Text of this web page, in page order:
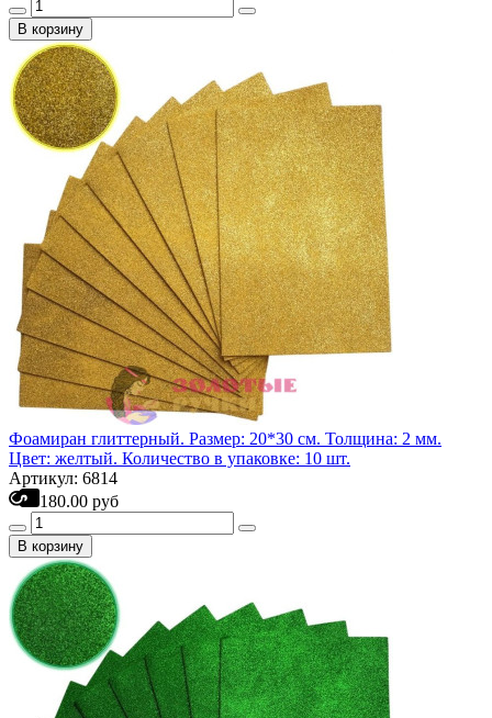
В корзину
Фоамиран глиттерный. Размер: 20*30 см. Толщина: 2 мм.
Цвет: желтый. Количество в упаковке: 10 шт.
Артикул: 6814
180.00 руб
В корзину